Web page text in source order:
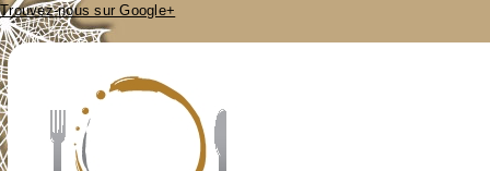
Trouvez-nous sur Google+